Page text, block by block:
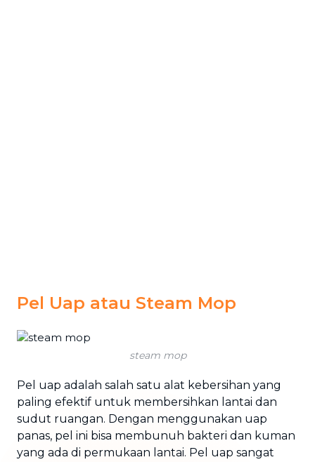
Pel Uap atau Steam Mop
steam mop
Pel uap adalah salah satu alat kebersihan yang
paling efektif untuk membersihkan lantai dan
sudut ruangan. Dengan menggunakan uap
panas, pel ini bisa membunuh bakteri dan kuman
yang ada di permukaan lantai. Pel uap sangat